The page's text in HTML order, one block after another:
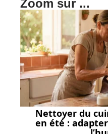
Zoom sur ...
Nettoyer du
en été :